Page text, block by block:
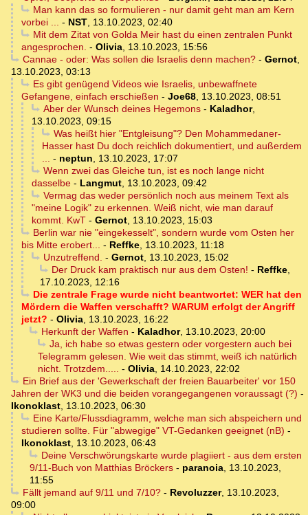
Man kann das so formulieren - nur damit geht man am Kern
vorbei ... - NST, 13.10.2023, 02:40
Mit dem Zitat von Golda Meir hast du einen zentralen Punkt
angesprochen. - Olivia, 13.10.2023, 15:56
Cannae - oder: Was sollen die Israelis denn machen?- Gernot,
13.10.2023, 03:13
Es gibt genügend Videos wie Israelis, unbewaffnete
Gefangene, einfach erschießen - Joe68, 13.10.2023, 08:51
Aber der Wunsch deines Hegemons- Kaladhor,
13.10.2023, 09:15
Was heißt hier "Entgleisung"? Den Mohammedaner-
Hasser hast Du doch reichlich dokumentiert, und außerdem
... - neptun, 13.10.2023, 17:07
Wenn zwei das Gleiche tun, ist es noch lange nicht
dasselbe - Langmut, 13.10.2023, 09:42
Vermag das weder persönlich noch aus meinem Text als
"meine Logik" zu erkennen. Weiß nicht, wie man darauf
kommt. KwT - Gernot, 13.10.2023, 15:03
Berlin war nie "eingekesselt", sondern wurde vom Osten her
bis Mitte erobert... - Reffke, 13.10.2023, 11:18
Unzutreffend. - Gernot, 13.10.2023, 15:02
Der Druck kam praktisch nur aus dem Osten! - Reffke,
17.10.2023, 12:16
Die zentrale Frage wurde nicht beantwortet: WER hat den
Mördern die Waffen verschafft? WARUM erfolgt der Angriff
jetzt? - Olivia, 13.10.2023, 16:22
Herkunft der Waffen - Kaladhor, 13.10.2023, 20:00
Ja, ich habe so etwas gestern oder vorgestern auch bei
Telegramm gelesen. Wie weit das stimmt, weiß ich natürlich
nicht. Trotzdem..... - Olivia, 14.10.2023, 22:02
Ein Brief aus der 'Gewerkschaft der freien Bauarbeiter' vor 150
Jahren der WK3 und die beiden vorangegangenen voraussagt (?) -
Ikonoklast, 13.10.2023, 06:30
Eine Karte/Flussdiagramm, welche man sich abspeichern und
studieren sollte. Für "abwegige" VT-Gedanken geeignet (nB) -
Ikonoklast, 13.10.2023, 06:43
Deine Verschwörungskarte wurde plagiiert - aus dem ersten
9/11-Buch von Matthias Bröckers - paranoia, 13.10.2023,
11:55
Fällt jemand auf 9/11 und 7/10?- Revoluzzer, 13.10.2023,
09:00